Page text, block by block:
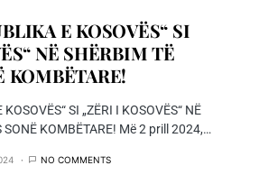
E KOSOVËS“ SI
NË SHËRBIM TË
KOMBËTARE!
SI „ZËRI I KOSOVËS“ NË
SONË KOMBËTARE! Më 2 prill 2024,…
NO COMMENTS